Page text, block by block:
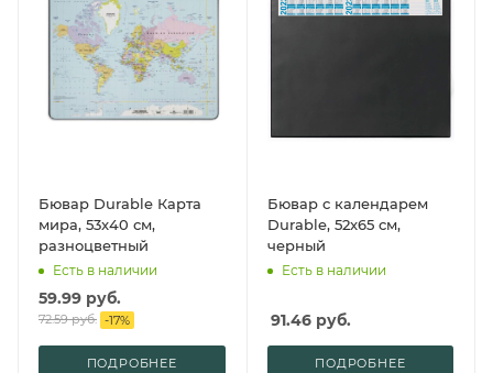
Бювар Durable Карта
мира, 53x40 см,
разноцветный
Есть в наличии
59.99 руб.
72.59руб. -17%
ПОДРОБНЕЕ
Бювар с календарем
Durable, 52x65 см,
черный
Есть в наличии
91.46руб.
ПОДРОБНЕЕ